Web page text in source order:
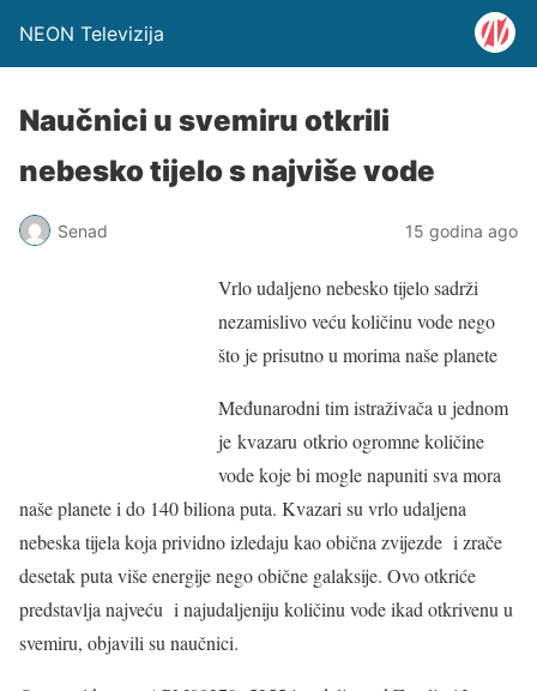
NEON Televizija
Naučnici u svemiru otkrili
nebesko tijelo s najviše vode
Senad 15 godina ago
Vrlo udaljeno nebesko tijelo sadrži
nezamislivo veću količinu vode nego
što je prisutno u morima naše planete
Međunarodni tim istraživača u jednom
je kvazaru otkrio ogromne količine
vode koje bi mogle napuniti sva mora
naše planete i do 140 biliona puta. Kvazari su vrlo udaljena
nebeska tijela koja prividno izledaju kao obična zvijezde i zrače
desetak puta više energije nego obične galaksije. Ovo otkriće
predstavlja najveću i najudaljeniju količinu vode ikad otkrivenu u
svemiru, objavili su naučnici.